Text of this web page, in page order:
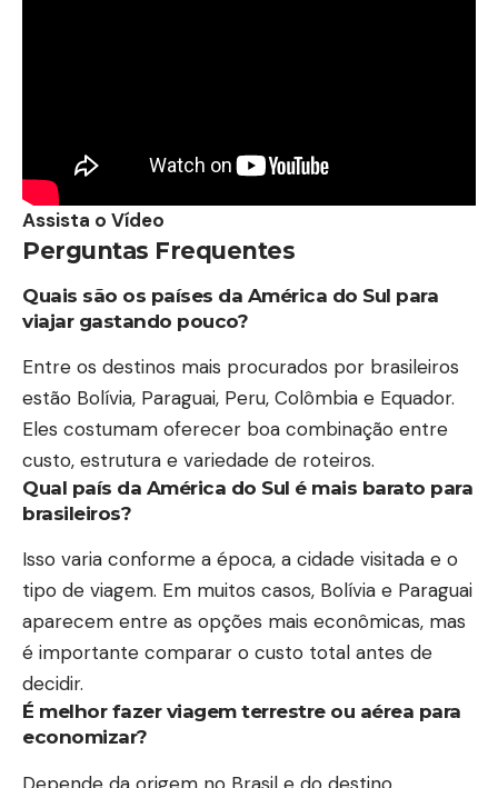
Assista o Vídeo
Perguntas Frequentes
Quais são os países da América do Sul para
viajar gastando pouco?
Entre os destinos mais procurados por brasileiros
estão Bolívia, Paraguai, Peru, Colômbia e Equador.
Eles costumam oferecer boa combinação entre
custo, estrutura e variedade de roteiros.
Qual país da América do Sul é mais barato para
brasileiros?
Isso varia conforme a época, a cidade visitada e o
tipo de viagem. Em muitos casos, Bolívia e Paraguai
aparecem entre as opções mais econômicas, mas
é importante comparar o custo total antes de
decidir.
É melhor fazer viagem terrestre ou aérea para
economizar?
Depende da origem no Brasil e do destino